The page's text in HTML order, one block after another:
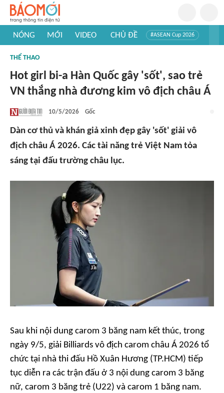
NÓNG MỚI VIDEO CHỦ ĐỀ #ASEAN Cup 2026
#Khám phá thế giới
THỂ THAO
Hot girl bi-a Hàn Quốc gây 'sốt', sao trẻ
VN thắng nhà đương kim vô địch châu Á
10/5/2026 Gốc
Dàn cơ thủ và khán giả xinh đẹp gây 'sốt' giải vô
địch châu Á 2026. Các tài năng trẻ Việt Nam tỏa
sáng tại đấu trường châu lục.
Sau khi nội dung carom 3 băng nam kết thúc, trong
ngày 9/5, giải Billiards vô địch carom châu Á 2026 tổ
chức tại nhà thi đấu Hồ Xuân Hương (TP.HCM) tiếp
tục diễn ra các trận đấu ở 3 nội dung carom 3 băng
nữ, carom 3 băng trẻ (U22) và carom 1 băng nam.